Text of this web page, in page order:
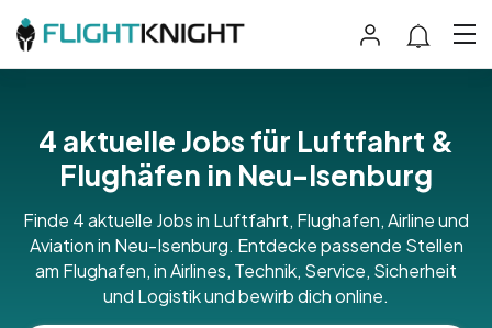
4 aktuelle Jobs für Luftfahrt &
Flughäfen in Neu-Isenburg
Finde 4 aktuelle Jobs in Luftfahrt, Flughafen, Airline und
Aviation in Neu-Isenburg. Entdecke passende Stellen
am Flughafen, in Airlines, Technik, Service, Sicherheit
und Logistik und bewirb dich online.